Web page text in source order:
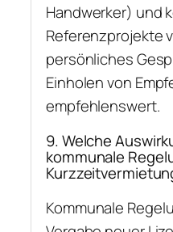
Handwerker) und
Referenzprojekte
persönliches
Einholen von
empfehlenswert.
9. Welche
kommunale
Kommunale